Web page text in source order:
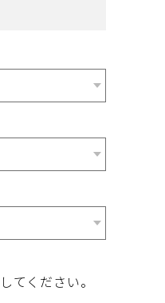
てください。